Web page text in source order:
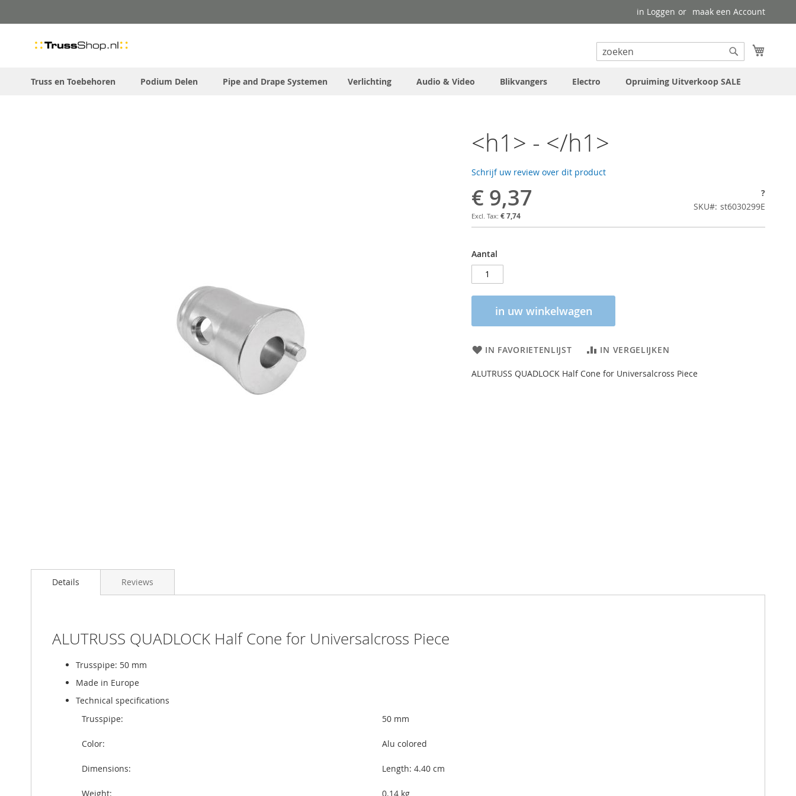
to
in Loggen maak een Account
Search
Truss en Toebehoren
Podium Delen Pipe and Drape Systemen Verlichting Audio & Video Blikvangers Electro Opruiming Uitverkoop SALE
<h1> - </h1>
Schrijf uw review over dit product
€ 9,37
€ 7,74
?
SKU
st6030299E
Aantal
in uw winkelwagen
IN FAVORIETENLIJST IN VERGELIJKEN
ALUTRUSS QUADLOCK Half Cone for Universalcross Piece
Details Reviews
ALUTRUSS QUADLOCK Half Cone for Universalcross Piece
Trusspipe: 50 mm
Made in Europe
Technical specifications
Trusspipe:
50 mm
Color: Alu colored
Dimensions: Length: 4.40 cm
Weight: 0.14 kg